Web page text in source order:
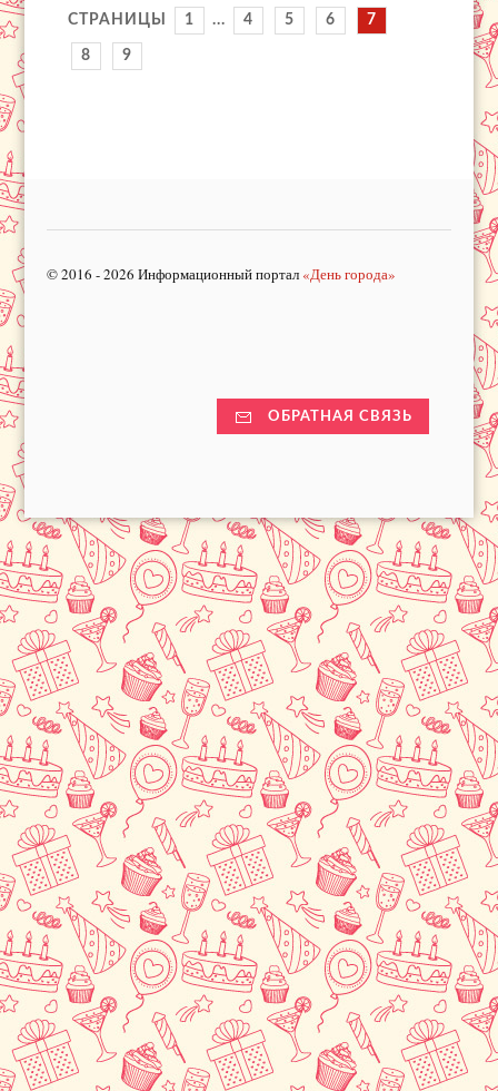
СТРАНИЦЫ 1 ... 4 5 6 7
8 9
© 2016 - 2026 Информационный портал «День города»
ОБРАТНАЯ СВЯЗЬ